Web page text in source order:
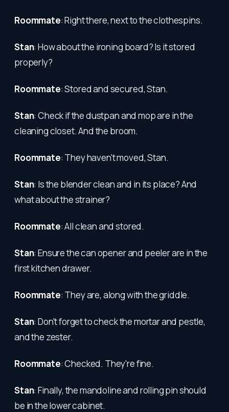
Roommate: Right there, next to the clothespins.
Stan: How about the ironing board? Is it stored
properly?
Roommate: Stored and secured, Stan.
Stan: Check if the dustpan and mop are in the
cleaning closet. And the broom.
Roommate: They haven't moved, Stan.
Stan: Is the blender clean and in its place? And
what about the strainer?
Roommate: All clean and stored.
Stan: Ensure the can opener and peeler are in the
first kitchen drawer.
Roommate: They are, along with the griddle.
Stan: Don't forget to check the mortar and pestle,
and the zester.
Roommate: Checked. They're fine.
Stan: Finally, the mandoline and rolling pin should
be in the lower cabinet.